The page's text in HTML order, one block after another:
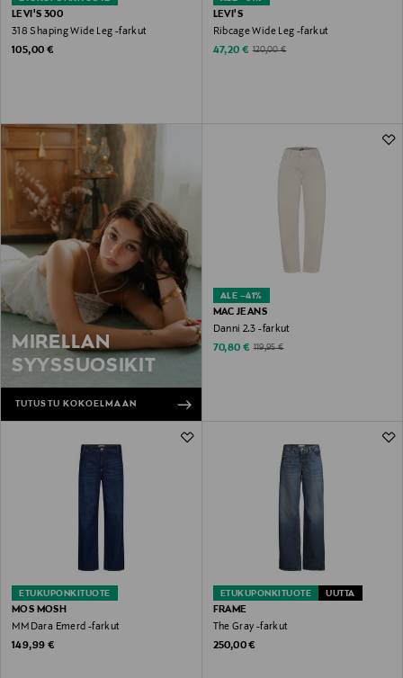
LEVI'S 300
318 Shaping Wide Leg -farkut
Original Price
105,00 €
LEVI'S
Ribcage Wide Leg -farkut
Discounted Price
47,20 € Original Price
120,00 €
MIRELLAN
SYYSSUOSIKIT
TUTUSTU KOKOELMAAN
ALE –41%
MAC JEANS
Danni 2.3 -farkut
Discounted Price
70,80 € Original Price
119,95 €
ETUKUPONKITUOTE
MOS MOSH
MMDara Emerd -farkut
Original Price
149,99 €
ETUKUPONKITUOTE UUTTA
FRAME
The Gray -farkut
Original Price
250,00 €